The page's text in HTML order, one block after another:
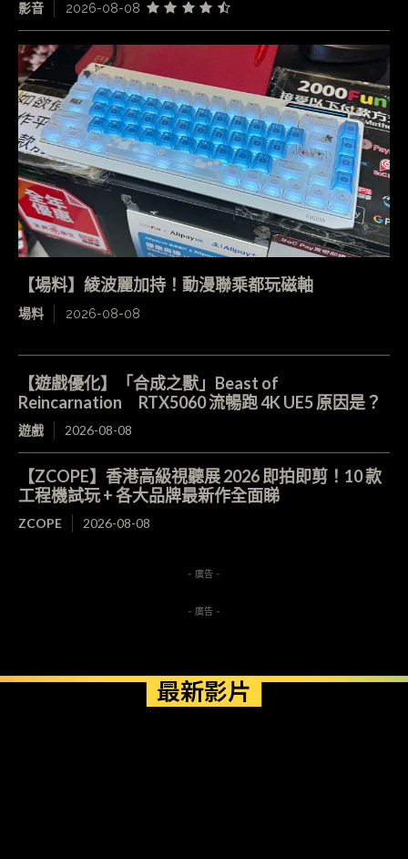
影音 2026-08-08
【場料】綾波麗加持！動漫聯乘都玩磁軸
場料 2026-08-08
【遊戲優化】「合成之獸」Beast of
Reincarnation RTX5060 流暢跑 4K UE5 原因是？
遊戲 2026-08-08
【ZCOPE】香港高級視聽展 2026 即拍即剪！10 款
工程機試玩 + 各大品牌最新作全面睇
ZCOPE 2026-08-08
- 廣告 -
- 廣告 -
最新影片